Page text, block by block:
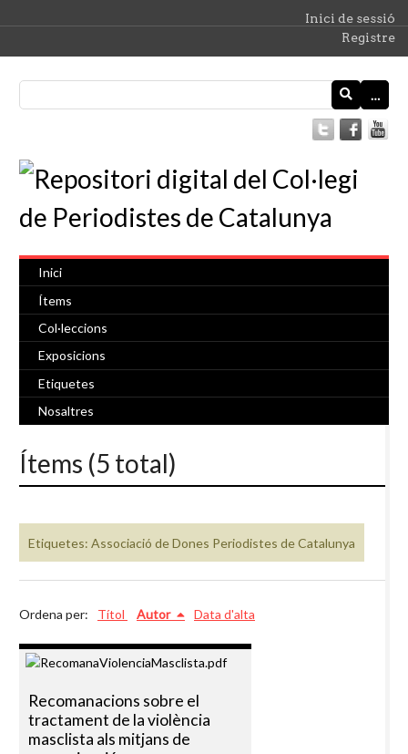
Inici de sessió
Registre
…
Inici
Ítems
Col·leccions
Exposicions
Etiquetes
Nosaltres
Ítems (5 total)
Etiquetes: Associació de Dones Periodistes de Catalunya
Ordena per: Títol Autor Data d'alta
Recomanacions sobre el
tractament de la violència
masclista als mitjans de